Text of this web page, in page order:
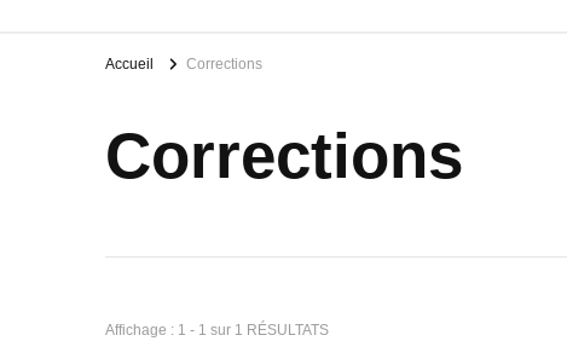
Accueil Corrections
Corrections
Affichage : 1 - 1 sur 1 RÉSULTATS